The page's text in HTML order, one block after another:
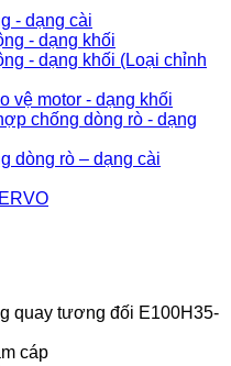
- dạng cài
- dạng khối
- dạng khối (Loại chỉnh
vệ motor - dạng khối
chống dòng rò - dạng
dòng rò – dạng cài
quay tương đối E100H35-
cáp